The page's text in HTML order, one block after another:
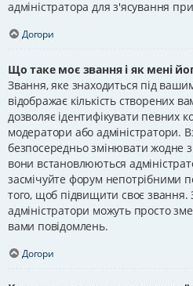
адміністратора для з'ясування
Догори
Що таке моє звання і як мені
Звання, яке знаходиться під
відображає кількість створених
дозволяє ідентифікувати певних
модератори або адміністратори.
безпосередньо змінювати жодне
вони встановлюються
засмічуйте форум непотрібними
того, щоб підвищити своє
адміністратори можуть просто
вами повідомлень.
Догори